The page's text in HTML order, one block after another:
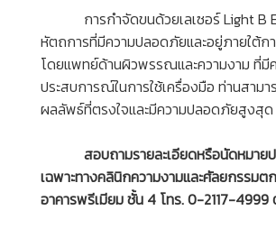
การกำจัดขนด้วยเลเซอร์ Light B
หัตถการที่มีความปลอดภัยและอยู่ภายใต้ก
โดยแพทย์ด้านผิวพรรณและความงาม ที่มี
ประสบการณ์ในการใช้เครื่องมือ ท่านสามา
ผลลัพธ์ที่ตรงใจและมีความปลอดภัยสูงสุด
สอบถามรายละเอียดหรือนัดหมา
เฉพาะทางคลินิกความงามและศัลยกรรมต
อาคารพรีเมียม ชั้น 4 โทร. 0-2117-4999